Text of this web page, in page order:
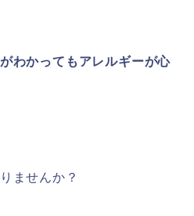
わかってもアレルギーが心
ませんか？